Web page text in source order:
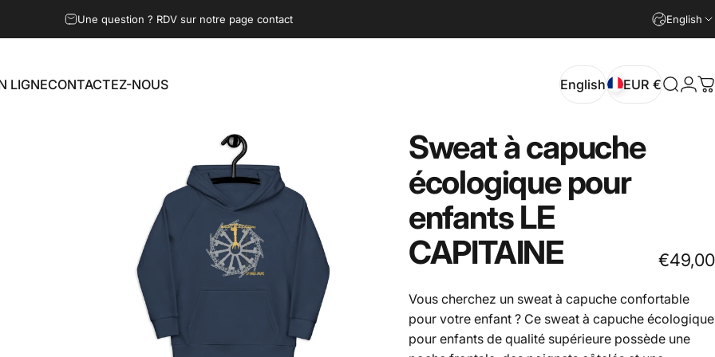
Une question ? RDV sur notre page contact English
LIGNECONTACTEZ-NOUS English EUR € Search
Sweatàcapuche
écologique pour
enfantsLE
CAPITAINE
€49,00
Vous cherchez un sweat à capuche confortable
pour votre enfant ? Ce sweat à capuche écologique
pour enfants de qualité supérieure possède une